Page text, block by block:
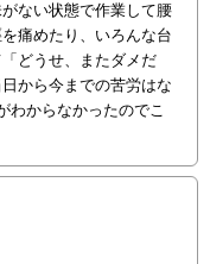
ない状態で作業して腰
痛めたり、いろんな台
どうせ、またダメだ
から今までの苦労はな
わからなかったのでこ